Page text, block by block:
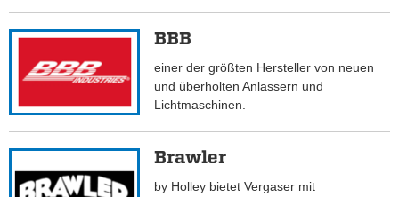
BBB
einer der größten Hersteller von neuen
und überholten Anlassern und
Lichtmaschinen.
Brawler
by Holley bietet Vergaser mit